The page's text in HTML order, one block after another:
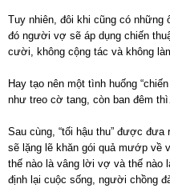
Tuy nhiên, đôi khi cũng có
đó người vợ sẽ áp dụng chiến
cười, không cộng tác và không
Hay tạo nên một tình huống
như treo cờ tang, còn ban đêm
Sau cùng, “tối hậu thu” được
sẽ lặng lẽ khăn gói quả mướp về
thế nào là vâng lời vợ và thế
định lại cuộc sống, người chồng